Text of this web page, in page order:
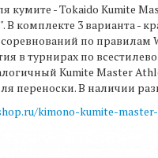
кумите - Tokaido Kumite
В комплекте 3 варианта -
по
в турнирах по
Kumite Master
переноски. В наличии
kimono-kumite-